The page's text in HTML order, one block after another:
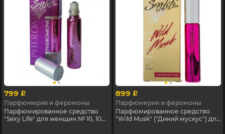
799 p
Парфюмерия и феромоны
Парфюмированное средство
"Sexy Life" для женщин № 10, 10
899 p
Парфюмерия и феромоны
Парфюмированное средство
"Wild Musk" ("Дикий мускус") для